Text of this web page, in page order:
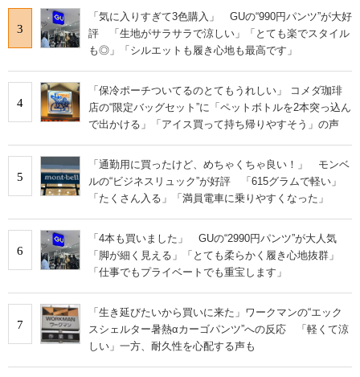
3
「気に入りすぎて3色購入」 GUの“990円パンツ”が大好
評 「生地がサラサラで涼しい」「とても楽でスタイル
も◎」「シルエットも履き心地も最高です」
4
「保冷ポーチついてるのとてもうれしい」 コメダ珈琲
店の“限定バッグセット”に「ペットボトルを2本突っ込ん
で出かける」「アイス買って持ち帰りやすそう」の声
5
「通勤用に買ったけど、めちゃくちゃ良い！」 モンベ
ルの“ビジネスリュック”が好評 「615グラムで軽い」
「たくさん入る」「満員電車に乗りやすくなった」
6
「4本も買いました」 GUの“2990円パンツ”が大人気
「脚が細く見える」「とても柔らかく履き心地抜群」
「仕事でもプライベートでも重宝します」
7
「生き延びたいから買いに来た」ワークマンの“エック
スシェルター暑熱αカーゴパンツ”への反応 「軽くて涼
しい」一方、耐久性を心配する声も